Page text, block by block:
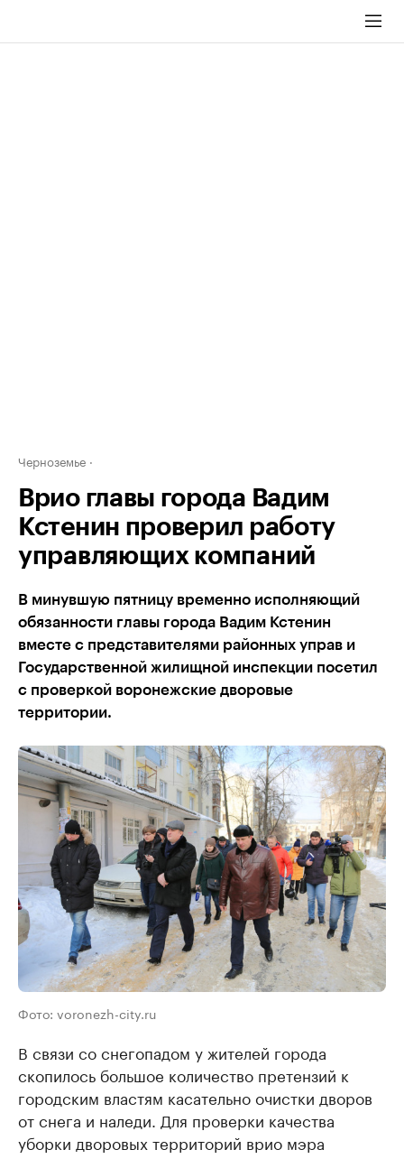
Черноземье
Врио главы города Вадим
Кстенин проверил работу
управляющих компаний
В минувшую пятницу временно исполняющий
обязанности главы города Вадим Кстенин
вместе с представителями районных управ и
Государственной жилищной инспекции посетил
с проверкой воронежские дворовые
территории.
Фото: voronezh-city.ru
В связи со снегопадом у жителей города
скопилось большое количество претензий к
городским властям касательно очистки дворов
от снега и наледи. Для проверки качества
уборки дворовых территорий врио мэра